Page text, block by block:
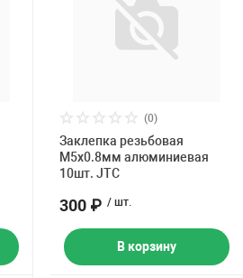
(0)
Заклепка резьбовая
M5х0.8мм алюминиевая
10шт. JTC
300 ₽ / шт.
В корзину